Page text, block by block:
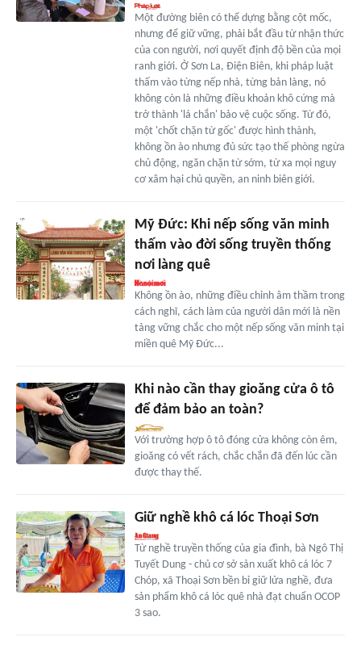
Một đường biên có thể dựng bằng cột mốc,
nhưng để giữ vững, phải bắt đầu từ nhận thức
của con người, nơi quyết định độ bền của mọi
ranh giới. Ở Sơn La, Điện Biên, khi pháp luật
thấm vào từng nếp nhà, từng bản làng, nó
không còn là những điều khoản khô cứng mà
trở thành 'lá chắn' bảo vệ cuộc sống. Từ đó,
một 'chốt chặn từ gốc' được hình thành,
không ồn ào nhưng đủ sức tạo thế phòng ngừa
chủ động, ngăn chặn từ sớm, từ xa mọi nguy
cơ xâm hại chủ quyền, an ninh biên giới.
Mỹ Đức: Khi nếp sống văn minh
thấm vào đời sống truyền thống
nơi làng quê
Không ồn ào, những điều chỉnh âm thầm trong
cách nghĩ, cách làm của người dân mới là nền
tảng vững chắc cho một nếp sống văn minh tại
miền quê Mỹ Đức...
Khi nào cần thay gioăng cửa ô tô
để đảm bảo an toàn?
Với trường hợp ô tô đóng cửa không còn êm,
gioăng có vết rách, chắc chắn đã đến lúc cần
được thay thế.
Giữ nghề khô cá lóc Thoại Sơn
Từ nghề truyền thống của gia đình, bà Ngô Thị
Tuyết Dung - chủ cơ sở sản xuất khô cá lóc 7
Chóp, xã Thoại Sơn bền bỉ giữ lửa nghề, đưa
sản phẩm khô cá lóc quê nhà đạt chuẩn OCOP
3 sao.